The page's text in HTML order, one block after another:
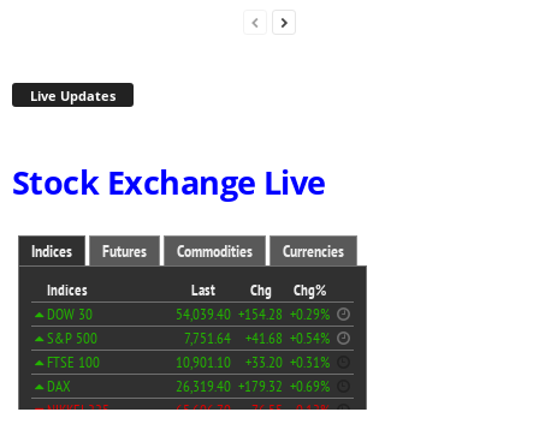
Live Updates
Stock Exchange Live